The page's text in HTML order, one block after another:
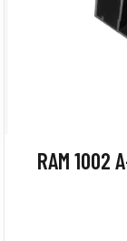
RAM 1002